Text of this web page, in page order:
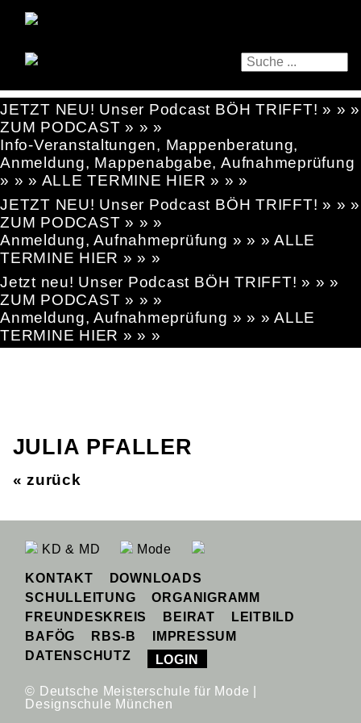
JETZT NEU! Unser Podcast BÖH TRIFFT! » » »
ZUM PODCAST » » »
Info-Veranstaltungen, Mappenberatung,
Anmeldung, Mappenabgabe, Aufnahmeprüfung
» » » ALLE TERMINE HIER » » »
JETZT NEU! Unser Podcast BÖH TRIFFT! » » »
ZUM PODCAST » » »
Anmeldung, Aufnahmeprüfung » » » ALLE
TERMINE HIER » » »
Jetzt neu! Unser Podcast BÖH TRIFFT! » » »
ZUM PODCAST » » »
Anmeldung, Aufnahmeprüfung » » » ALLE
TERMINE HIER » » »
JULIA PFALLER
« zurück
KD & MD Mode
KONTAKT
DOWNLOADS
SCHULLEITUNG
ORGANIGRAMM
FREUNDESKREIS
BEIRAT
LEITBILD
BAFÖG
RBS-B
IMPRESSUM
DATENSCHUTZ
LOGIN
© Deutsche Meisterschule für Mode |
Designschule München